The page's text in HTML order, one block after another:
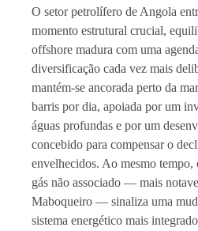
O setor petrolífero de Angola
momento estrutural crucial,
offshore madura com uma
diversificação cada vez mais
mantém-se ancorada perto da
barris por dia, apoiada por um
águas profundas e por um
concebido para compensar o
envelhecidos. Ao mesmo tempo,
gás não associado — mais
Maboqueiro — sinaliza uma
sistema energético mais